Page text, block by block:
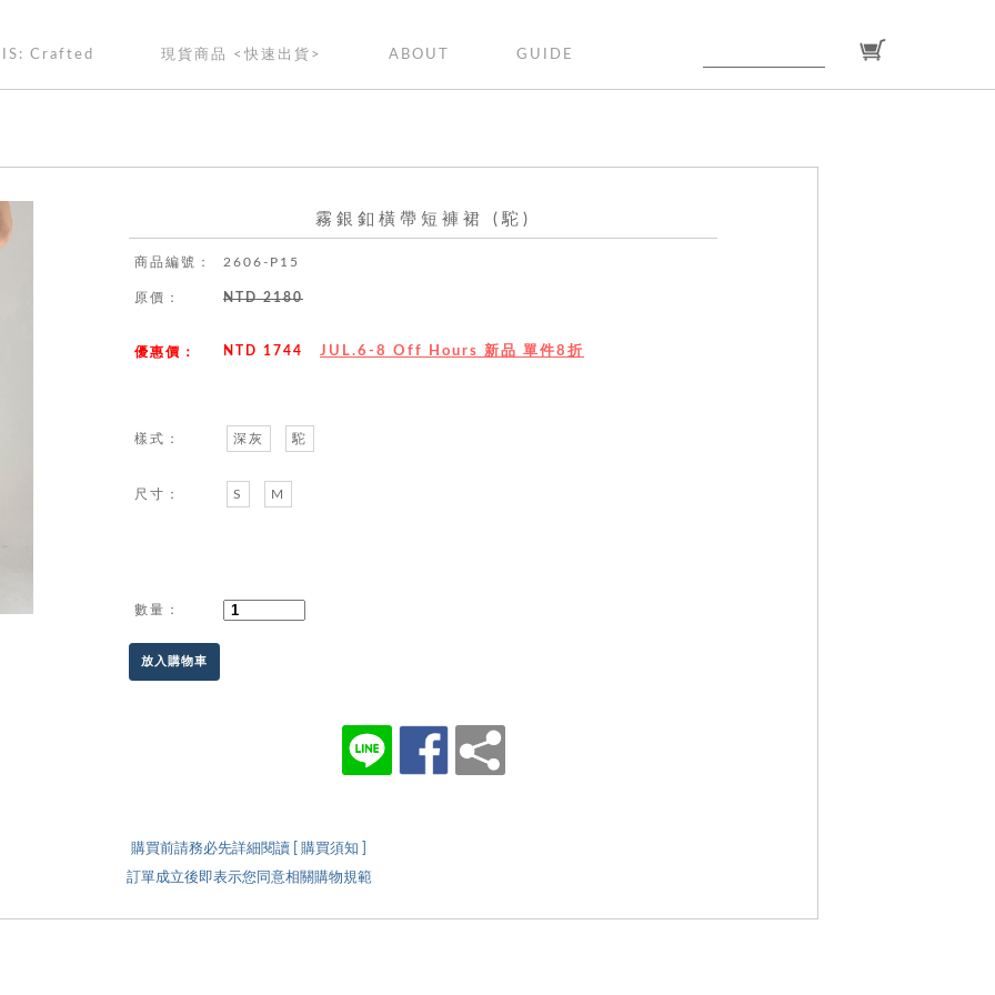
Crafted 現貨商品 <快速出貨> ABOUT GUIDE
霧銀釦橫帶短褲裙 (駝)
商品編號： 2606-P15
原價： NTD 2180
優惠價： NTD 1744 JUL.6-8 Off Hours 新品 單件8折
樣式： 深灰 駝
尺寸： S M
數量：
放入購物車
購買前請務必先詳細閱讀 [ 購買須知 ]
訂單成立後即表示您同意相關購物規範